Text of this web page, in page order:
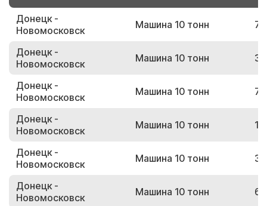
Донецк -
Новомосковск
Машина 10 тонн
Донецк -
Новомосковск
Машина 10 тонн
Донецк -
Новомосковск
Машина 10 тонн
Донецк -
Новомосковск
Машина 10 тонн
Донецк -
Новомосковск
Машина 10 тонн
Донецк -
Новомосковск
Машина 10 тонн